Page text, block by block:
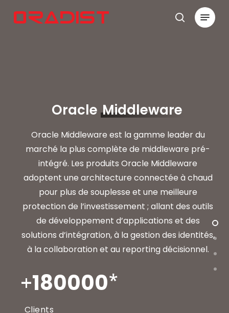
search
Menu
OracleMiddleware
Oracle Middleware est la gamme leader du
marché la plus complète de middleware pré-
intégré. Les produits Oracle Middleware
adoptent une architecture connectée à chaud
pour plus de souplesse et une meilleure
protection de l’investissement ; allant des outils
de développement d’applications et des
solutions d’intégration, à la gestion des identités,
à la collaboration et au reporting décisionnel.
180000*
Clients